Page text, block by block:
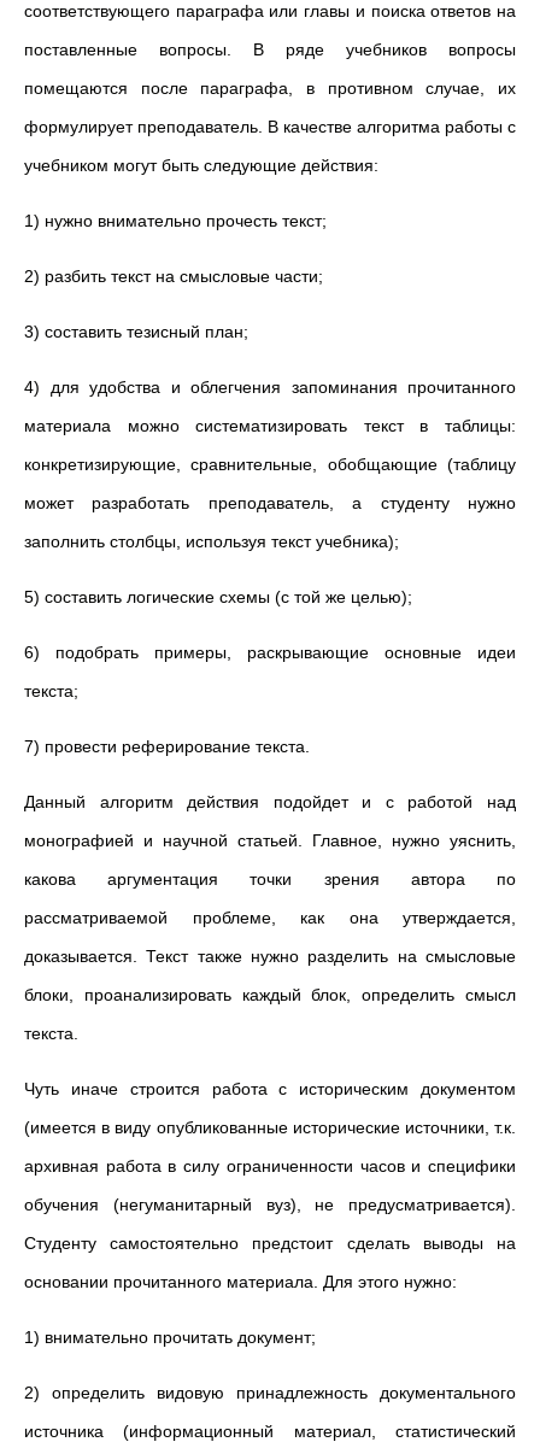
соответствующего параграфа или главы и поиска ответов на
поставленные вопросы. В ряде учебников вопросы
помещаются после параграфа, в противном случае, их
формулирует преподаватель. В качестве алгоритма работы с
учебником могут быть следующие действия:
1) нужно внимательно прочесть текст;
2) разбить текст на смысловые части;
3) составить тезисный план;
4) для удобства и облегчения запоминания прочитанного
материала можно систематизировать текст в таблицы:
конкретизирующие, сравнительные, обобщающие (таблицу
может разработать преподаватель, а студенту нужно
заполнить столбцы, используя текст учебника);
5) составить логические схемы (с той же целью);
6) подобрать примеры, раскрывающие основные идеи
текста;
7) провести реферирование текста.
Данный алгоритм действия подойдет и с работой над
монографией и научной статьей. Главное, нужно уяснить,
какова аргументация точки зрения автора по
рассматриваемой проблеме, как она утверждается,
доказывается. Текст также нужно разделить на смысловые
блоки, проанализировать каждый блок, определить смысл
текста.
Чуть иначе строится работа с историческим документом
(имеется в виду опубликованные исторические источники, т.к.
архивная работа в силу ограниченности часов и специфики
обучения (негуманитарный вуз), не предусматривается).
Студенту самостоятельно предстоит сделать выводы на
основании прочитанного материала. Для этого нужно:
1) внимательно прочитать документ;
2) определить видовую принадлежность документального
источника (информационный материал, статистический